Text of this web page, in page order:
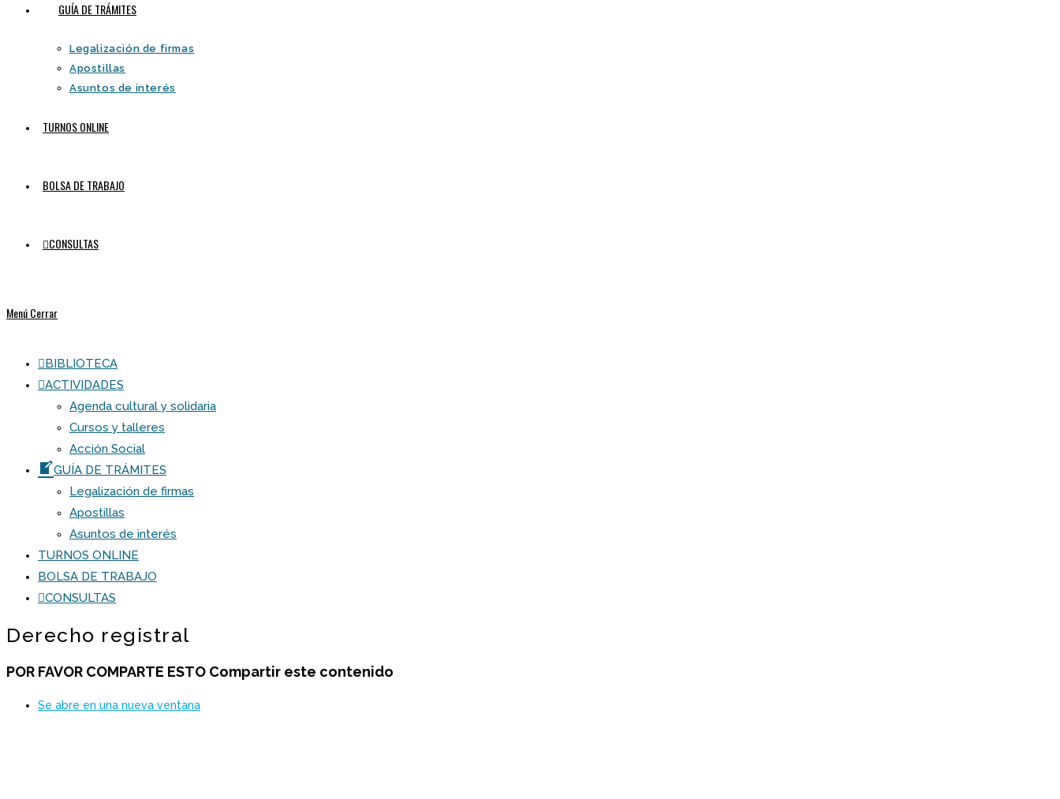
GUÍA DE TRÁMITES
Legalización de firmas
Apostillas
Asuntos de interés
TURNOS ONLINE
BOLSA DE TRABAJO
CONSULTAS
MenúCerrar
BIBLIOTECA
ACTIVIDADES
Agenda cultural y solidaria
Cursos y talleres
Acción Social
GUÍA DE TRÁMITES
Legalización de firmas
Apostillas
Asuntos de interés
TURNOS ONLINE
BOLSA DE TRABAJO
CONSULTAS
Derecho registral
POR FAVOR COMPARTE ESTO Compartir este contenido
Se abre en una nueva ventana